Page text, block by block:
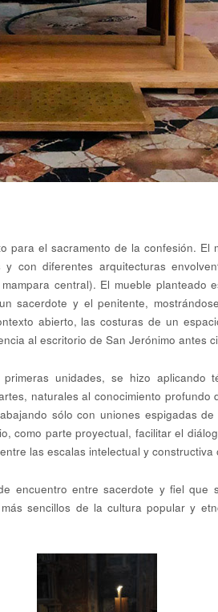
el sacramento de la confesión. El
con diferentes arquitecturas
central). El mueble planteado
sacerdote y el penitente,
abierto, las costuras de un
al escritorio de San Jerónimo antes
unidades, se hizo aplicando
naturales al conocimiento profundo
sólo con uniones espigadas
como parte proyectual, facilitar el
las escalas intelectual y constructiva
encuentro entre sacerdote y fiel que
sencillos de la cultura popular y